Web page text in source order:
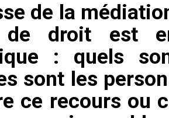
de la
droit est
: quels
sont les
ce recours ou